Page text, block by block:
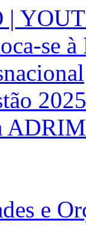
|
se
2025
e